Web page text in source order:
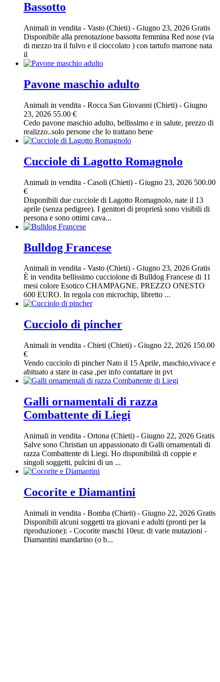
Bassotto
Animali in vendita - Vasto (Chieti) - Giugno 23, 2026 Gratis
Disponibile alla prenotazione bassotta femmina Red nose (via
di mezzo tra il fulvo e il cioccolato ) con tartufo marrone nata
il
Pavone maschio adulto
Animali in vendita - Rocca San Giovanni (Chieti) - Giugno
23, 2026 55.00 €
Cedo pavone maschio adulto, bellissimo e in salute, prezzo di
realizzo..solo persone che lo trattano bene
Cucciole di Lagotto Romagnolo
Animali in vendita - Casoli (Chieti) - Giugno 23, 2026 500.00
€
Disponibili due cucciole di Lagotto Romagnolo, nate il 13
aprile (senza pedigree). I genitori di proprietà sono visibili di
persona e sono ottimi cava...
Bulldog Francese
Animali in vendita - Vasto (Chieti) - Giugno 23, 2026 Gratis
È in vendita bellissimo cucciolone di Bulldog Francese di 11
mesi colore Esotico CHAMPAGNE. PREZZO ONESTO
600 EURO. In regola con microchip, libretto ...
Cucciolo di pincher
Animali in vendita - Chieti (Chieti) - Giugno 22, 2026 150.00
€
Vendo cucciolo di pincher Nato il 15 Aprile, maschio,vivace e
abituato a stare in casa ,per info contattare in pvt
Galli ornamentali di razza
Combattente di Liegi
Animali in vendita - Ortona (Chieti) - Giugno 22, 2026 Gratis
Salve sono Christian un appassionato di Galli ornamentali di
razza Combattente di Liegi. Ho disponibilità di coppie e
singoli soggetti, pulcini di un ...
Cocorite e Diamantini
Animali in vendita - Bomba (Chieti) - Giugno 22, 2026 Gratis
Disponibili alcuni soggetti tra giovani e adulti (pronti per la
riproduzione): - Cocorite maschi 10eur. di varie mutazioni -
Diamantini mandarino (o b...